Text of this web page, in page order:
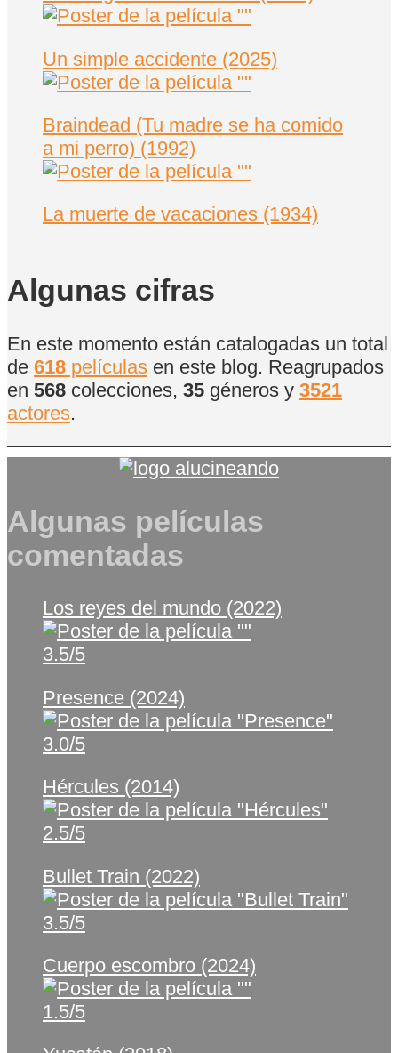
Un simple accidente (2025)
Braindead (Tu madre se ha comido
a mi perro) (1992)
La muerte de vacaciones (1934)
Algunas cifras
En este momento están catalogadas un total
de 618 películas en este blog. Reagrupados
en 568 colecciones, 35 géneros y 3521
actores.
Algunas películas
comentadas
Los reyes del mundo (2022)
3.5/5
Presence (2024)
3.0/5
Hércules (2014)
2.5/5
Bullet Train (2022)
3.5/5
Cuerpo escombro (2024)
1.5/5